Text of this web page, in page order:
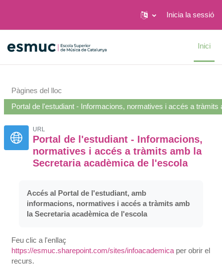
Inicia la sessió
Inici
Pàgines del lloc
Portal de l'estudiant - Informacions, normatives i accés a
URL
Portal de l'estudiant - Informacions,
normatives i accés a tràmits amb la
Secretaria acadèmica de l'escola
Accés al Portal de l'estudiant, amb
informacions, normatives i accés a tràmits amb
la Secretaria acadèmica de l'escola
Feu clic a l'enllaç
https://esmuc.sharepoint.com/sites/infoacademicaper obrir el
recurs.